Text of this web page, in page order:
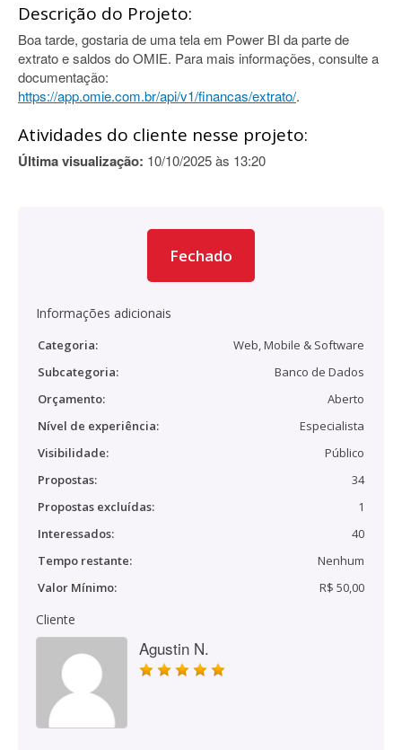
Descrição do Projeto:
Boa tarde, gostaria de uma tela em Power BI da parte de
extrato e saldos do OMIE. Para mais informações, consulte a
documentação:
https://app.omie.com.br/api/v1/financas/extrato/.
Atividades do cliente nesse projeto:
Última visualização: 10/10/2025 às 13:20
Fechado
Informações adicionais
Categoria:
Web, Mobile & Software
Subcategoria:
Banco de Dados
Orçamento:
Aberto
Nível de experiência:
Especialista
Visibilidade:
Público
Propostas:
34
Propostas excluídas:
1
Interessados:
40
Tempo restante:
Nenhum
Valor Mínimo:
R$ 50,00
Cliente
Agustin N.